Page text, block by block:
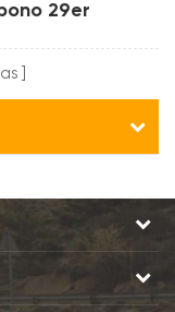
29er